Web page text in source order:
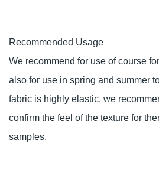
Recommended Usage
We recommend for use of course
also for use in spring and summer
fabric is highly elastic, we
confirm the feel of the texture for
samples.